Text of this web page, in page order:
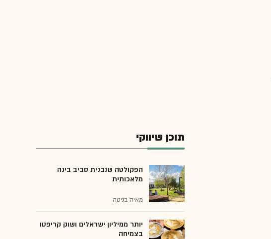
תוכן שיווקי
הפקולטה שנבנית סביב בינה
מלאכותית
מאיה בניטה
יותר ממיליון ישראלים ושוק קריפטו
בצמיחה